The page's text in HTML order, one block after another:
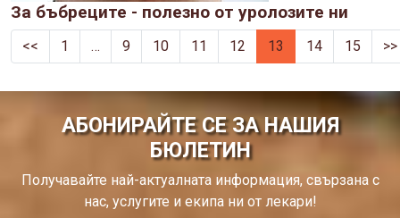
За бъбреците - полезно от уролозите ни
<< 1 … 9 10 11 12 13 14 15 >>
АБОНИРАЙТЕ СЕ ЗА НАШИЯ
БЮЛЕТИН
Получавайте най-актуалната информация, свързана с
нас, услугите и екипа ни от лекари!